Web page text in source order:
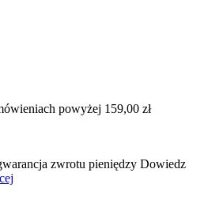
powyżej 159,00 zł
zwrotu pieniędzy Dowiedz